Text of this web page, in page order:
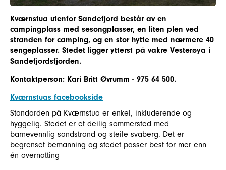
Kværnstua utenfor Sandefjord består av en
campingplass med sesongplasser, en liten plen ved
stranden for camping, og en stor hytte med nærmere 40
sengeplasser. Stedet ligger ytterst på vakre Vesterøya i
Sandefjordsfjorden.
Kontaktperson: Kari Britt Øvrumm - 975 64 500.
Kværnstuas facebookside
Standarden på Kværnstua er enkel, inkluderende og
hyggelig. Stedet er et deilig sommersted med
barnevennlig sandstrand og steile svaberg. Det er
begrenset bemanning og stedet passer best for mer enn
én overnatting